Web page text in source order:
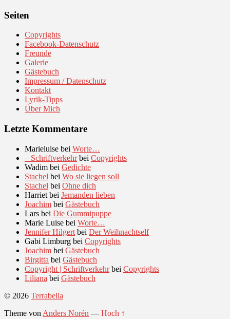
Seiten
Copyrights
Facebook-Datenschutz
Freunde
Galerie
Gästebuch
Impressum / Datenschutz
Kontakt
Lyrik-Tipps
Über Mich
Letzte Kommentare
Marieluise bei Worte…
– Schriftverkehrbei Copyrights
Wadim bei Gedichte
Stachel bei Wo sie liegen soll
Stachel bei Ohne dich
Harriet bei Jemanden lieben
Joachim bei Gästebuch
Lars bei Die Gummipuppe
Marie Luise bei Worte…
Jennifer Hilgert bei Der Weihnachtself
Gabi Limburg bei Copyrights
Joachim bei Gästebuch
Birgitta bei Gästebuch
Copyright | Schriftverkehrbei Copyrights
Liliana bei Gästebuch
© 2026 Terrabella
Theme von Anders Norén — Hoch ↑